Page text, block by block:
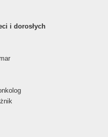
i dorosłych